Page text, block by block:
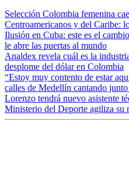
Selección Colombia femenina
Centroamericanos y del Caribe:
Ilusión en Cuba: este es el
le abre las puertas al mundo
Analdex revela cuál es la
desplome del dólar en Colombia
“Estoy muy contento de estar
calles de Medellín cantando
Lorenzo tendrá nuevo asistente
Ministerio del Deporte agiliza su